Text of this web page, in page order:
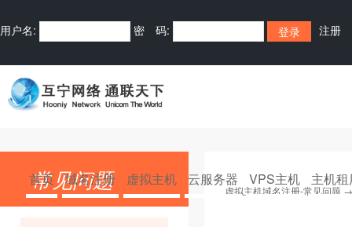
用户名: 密 码: 注册
首页 域名注册 虚拟主机 云服务器 VPS主机 主机
常见问题 虚拟主机域名注册-常见问题